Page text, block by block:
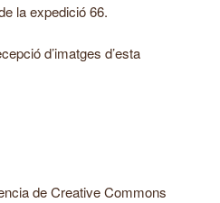
la expedició 66.
d’imatges d’esta
de Creative Commons